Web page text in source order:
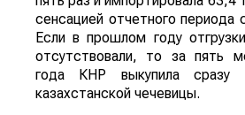
сенсацией отчетного периода
Если в прошлом году
отсутствовали, то за пять
года КНР выкупила
казахстанской чечевицы.